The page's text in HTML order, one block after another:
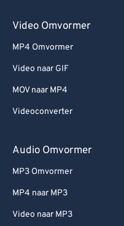
Video Omvormer
MP4 Omvormer
Video naar GIF
MOV naar MP4
Videoconverter
Audio Omvormer
MP3 Omvormer
MP4 naar MP3
Video naar MP3